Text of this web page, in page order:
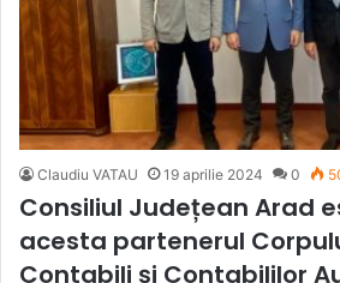
Claudiu VATAU 19 aprilie 2024 0
Consiliul Județean Arad
acesta partenerul
Contabili și Contabililor